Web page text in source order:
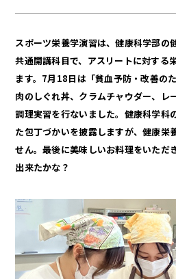
スポーツ栄養学演習は、健康科学部の
共通開講科目で、アスリートに対する
ます。 7月18日は「貧血予防・改善の
肉のしぐれ丼、クラムチャウダー、レ
調理実習を行ないました。 健康科学科
た包丁づかいを披露しますが、健康栄
せん。最後に美味しいお料理をいただ
出来たかな？